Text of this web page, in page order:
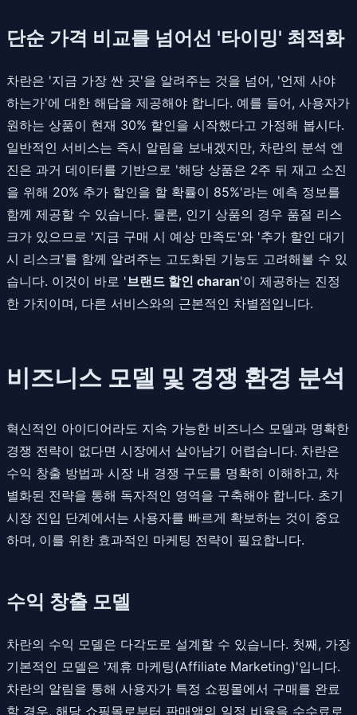
단순 가격 비교를 넘어선 '타이밍' 최적화
차란은 '지금 가장 싼 곳'을 알려주는 것을 넘어, '언제 사야
하는가'에 대한 해답을 제공해야 합니다. 예를 들어, 사용자가
원하는 상품이 현재 30% 할인을 시작했다고 가정해 봅시다.
일반적인 서비스는 즉시 알림을 보내겠지만, 차란의 분석 엔
진은 과거 데이터를 기반으로 '해당 상품은 2주 뒤 재고 소진
을 위해 20% 추가 할인을 할 확률이 85%'라는 예측 정보를
함께 제공할 수 있습니다. 물론, 인기 상품의 경우 품절 리스
크가 있으므로 '지금 구매 시 예상 만족도'와 '추가 할인 대기
시 리스크'를 함께 알려주는 고도화된 기능도 고려해볼 수 있
습니다. 이것이 바로 '브랜드 할인 charan'이 제공하는 진정
한 가치이며, 다른 서비스와의 근본적인 차별점입니다.
비즈니스 모델 및 경쟁 환경 분석
혁신적인 아이디어라도 지속 가능한 비즈니스 모델과 명확한
경쟁 전략이 없다면 시장에서 살아남기 어렵습니다. 차란은
수익 창출 방법과 시장 내 경쟁 구도를 명확히 이해하고, 차
별화된 전략을 통해 독자적인 영역을 구축해야 합니다. 초기
시장 진입 단계에서는 사용자를 빠르게 확보하는 것이 중요
하며, 이를 위한 효과적인 마케팅 전략이 필요합니다.
수익 창출 모델
차란의 수익 모델은 다각도로 설계할 수 있습니다. 첫째, 가장
기본적인 모델은 '제휴 마케팅(Affiliate Marketing)'입니다.
차란의 알림을 통해 사용자가 특정 쇼핑몰에서 구매를 완료
할 경우, 해당 쇼핑몰로부터 판매액의 일정 비율을 수수료로